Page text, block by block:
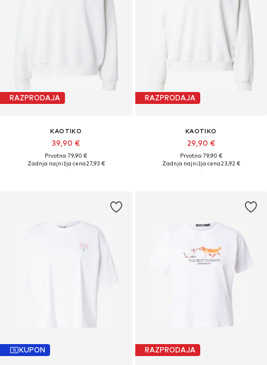
RAZPRODAJA
KAOTIKO
39,90 €
Prvotno: 79,90 €
Zadnja najnižja cena27,93 €
RAZPRODAJA
KAOTIKO
29,90 €
Prvotno: 79,90 €
Zadnja najnižja cena23,92 €
KUPON RAZPRODAJA